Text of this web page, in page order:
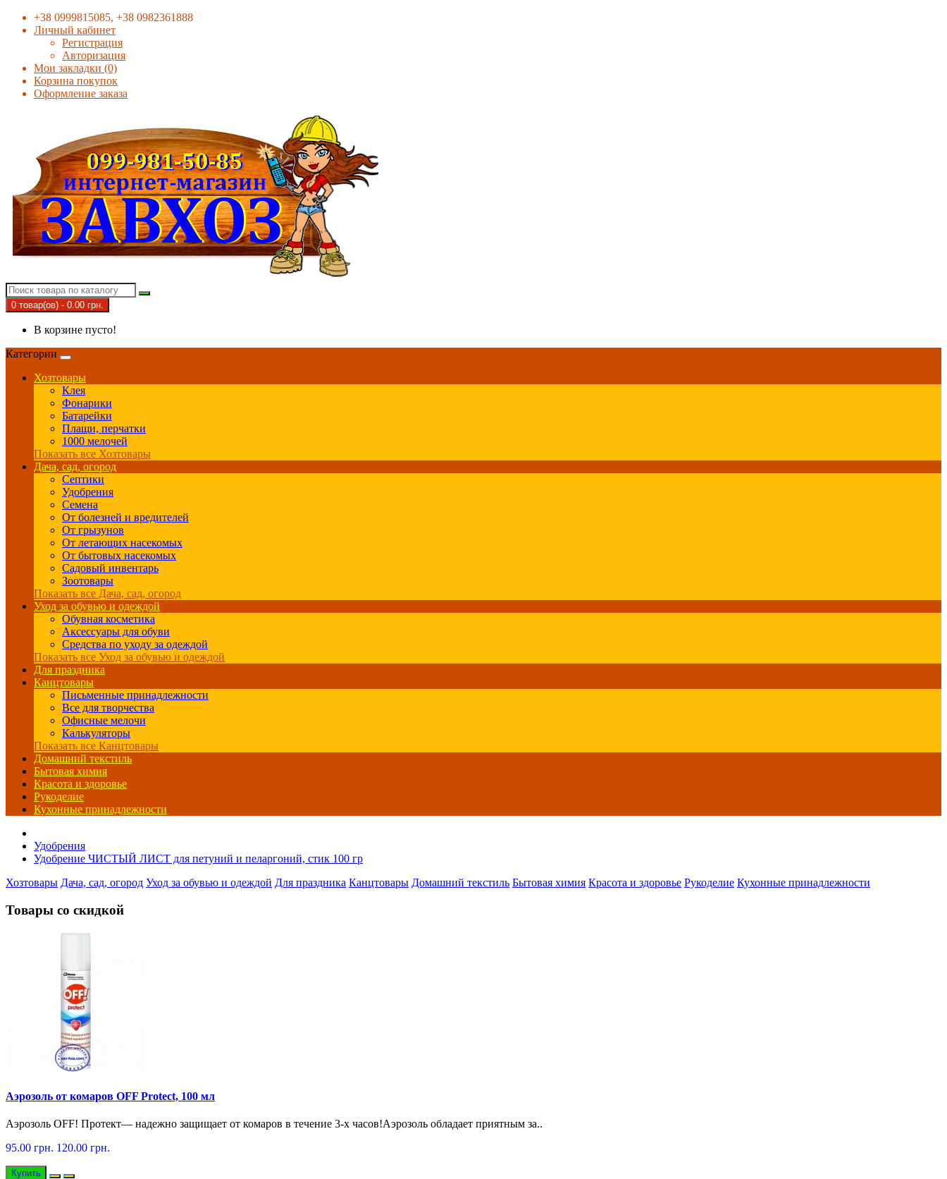
+38 0999815085, +38 0982361888
Личный кабинет
Регистрация
Авторизация
Мои закладки (0)
Корзина покупок
Оформление заказа
0 товар(ов) - 0.00 грн.
В корзине пусто!
Категории
Хозтовары
Клея
Фонарики
Батарейки
Плащи, перчатки
1000 мелочей
Показать все Хозтовары
Дача, сад, огород
Септики
Удобрения
Семена
От болезней и вредителей
От грызунов
От летающих насекомых
От бытовых насекомых
Садовый инвентарь
Зоотовары
Показать все Дача, сад, огород
Уход за обувью и одеждой
Обувная косметика
Аксессуары для обуви
Средства по уходу за одеждой
Показать все Уход за обувью и одеждой
Для праздника
Канцтовары
Письменные принадлежности
Все для творчества
Офисные мелочи
Калькуляторы
Показать все Канцтовары
Домашний текстиль
Бытовая химия
Красота и здоровье
Рукоделие
Кухонные принадлежности
Удобрения
Удобрение ЧИСТЫЙ ЛИСТ для петуний и пеларгоний, стик 100 гр
Хозтовары Дача, сад, огород Уход за обувью и одеждой Для праздника Канцтовары Домашний текстиль Бытовая химия Красота и здоровье Рукоделие Кухонные принадлежности
Товары со скидкой
Аэрозоль от комаров OFF Protect, 100 мл
Аэрозоль OFF! Протект— надежно защищает от комаров в течение 3-х часов!Аэрозоль обладает приятным за..
95.00 грн. 120.00 грн.
Купить